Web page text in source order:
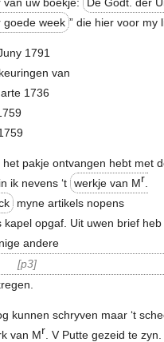
goede week ” die hier voor my
1791
van
1736
het pakje ontvangen hebt met
ik nevens ‘t werkje van Mr
myne artikels nopens
kapel opgaf. Uit uwen brief heb
andere
p3
kunnen schryven maar ‘t
van Mr . V Putte gezeid te zyn.